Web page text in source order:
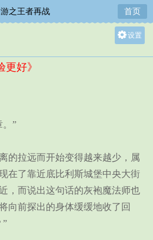
游之王者再战 首页
设置
更好》
”
拉远而开始变得越来越少，属
在了靠近底比利斯城堡中央大街
，而说出这句话的灰袍魔法师也
向前探出的身体缓缓地收了回
”